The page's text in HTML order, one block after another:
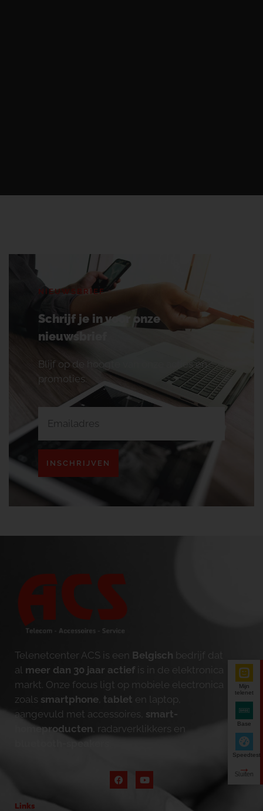
NIEUWSBRIEF
Schrijf je in voor onze
nieuwsbrief
Blijf op de hoogte van onze acties en
promoties.
INSCHRIJVEN
Telenetcenter ACS is een Belgisch bedrijf dat
al meer dan 30 jaar actief is in de elektronica
markt. Onze focus ligt op mobiele electronica
zoals smartphone tablet en laptop,
aangevuld met accessoires, smart-
homeproducten , radarverklikkers en
bluetooth-speakers
Links
Mijn
telenet
Base
Speedtest